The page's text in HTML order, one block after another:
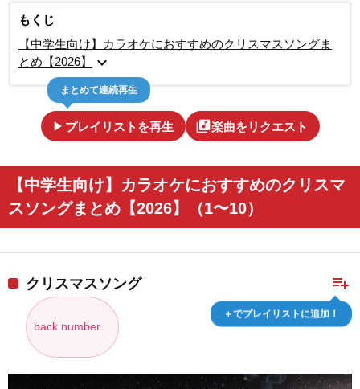
もくじ
【中学生向け】カラオケにおすすめのクリスマスソングま
とめ【2026】
expand_more
play_arrow プレイリストを再生
まとめて連続再生
library_music楽曲をリクエスト
【中学生向け】カラオケにおすすめのクリスマ
スソングまとめ【2026】（1〜10）
playlist_add
＋でプレイリストに追加！
クリスマスソング
back number